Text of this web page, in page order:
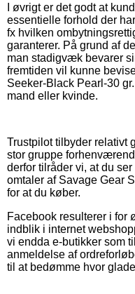
I øvrigt er det godt at
essentielle forhold der
fx hvilken
garanterer. På grund af
man stadigvæk bevarer
fremtiden vil kunne
Seeker-Black Pearl-30
mand eller kvinde.
Trustpilot tilbyder relativt
stor gruppe
derfor tilråder vi, at du
omtaler af Savage Gear
for at du køber.
Facebook resulterer i for
indblik i internet
vi endda e-butikker som
anmeldelse af
til at bedømme hvor